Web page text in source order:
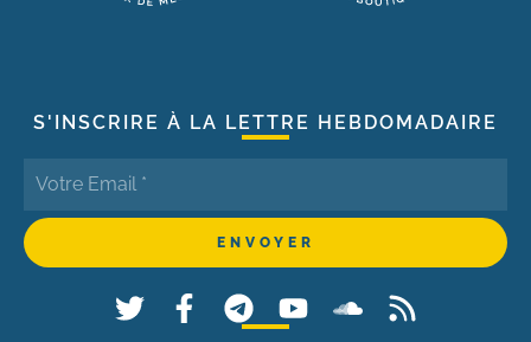
S'INSCRIRE À LA LETTRE HEBDOMADAIRE